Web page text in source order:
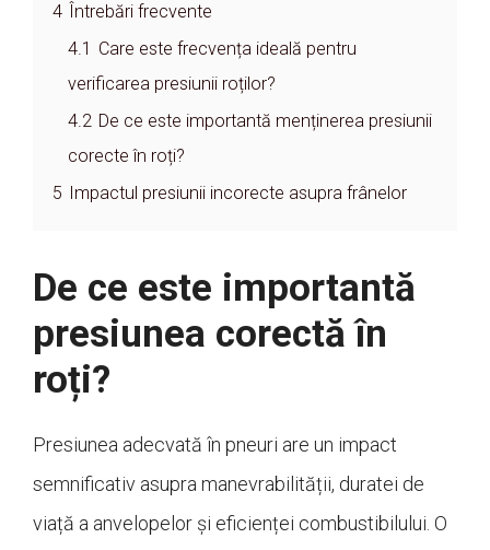
4
Întrebări frecvente
4.1 Care este frecvența ideală pentru
verificarea presiunii roților?
4.2 De ce este importantă menținerea presiunii
corecte în roți?
5
Impactul presiunii incorecte asupra frânelor
De ce este importantă
presiunea corectă în
roți?
Presiunea adecvată în pneuri are un impact
semnificativ asupra manevrabilității, duratei de
viață a anvelopelor și eficienței combustibilului. O